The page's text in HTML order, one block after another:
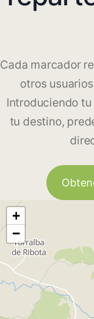
Cada marcador
otros
Introduciendo
tu destino,
+
−